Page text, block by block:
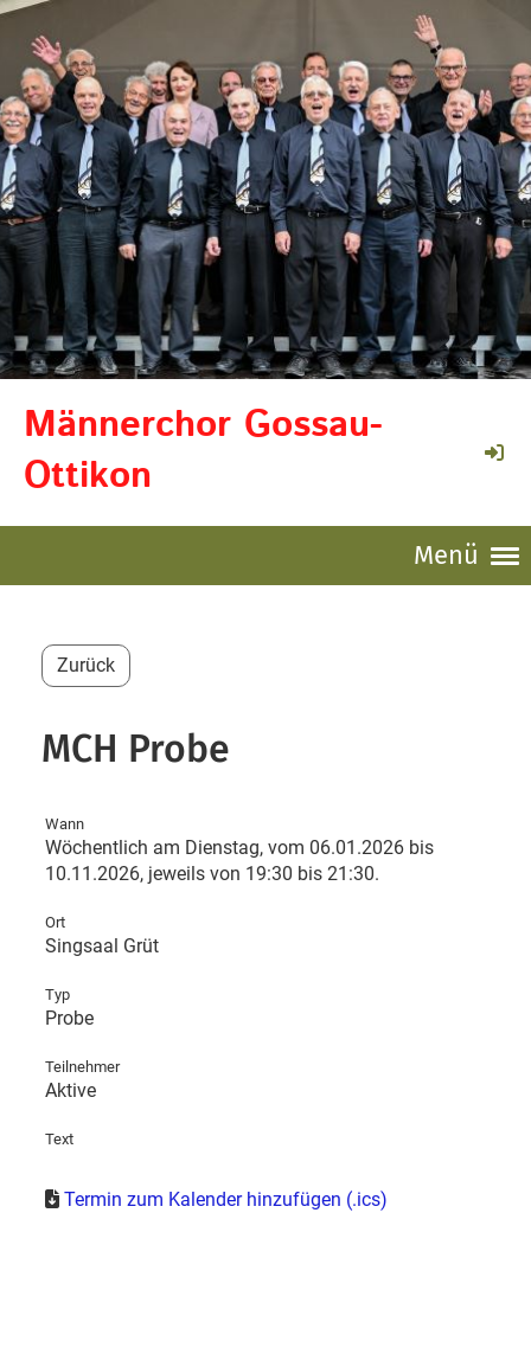
Männerchor Gossau-
Ottikon
Menü
Zurück
MCH Probe
Wann
Wöchentlich am Dienstag, vom 06.01.2026 bis
10.11.2026, jeweils von 19:30 bis 21:30.
Ort
Singsaal Grüt
Typ
Probe
Teilnehmer
Aktive
Text
Termin zum Kalender hinzufügen (.ics)